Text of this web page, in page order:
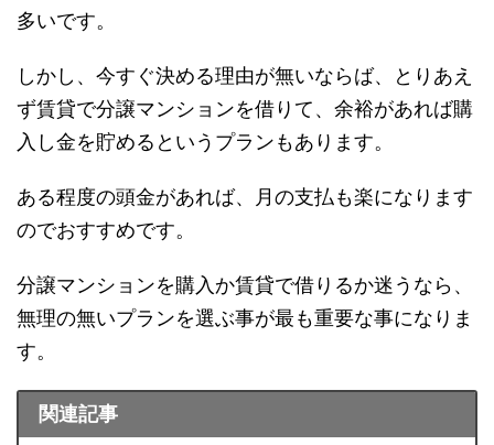
多いです。
しかし、今すぐ決める理由が無いならば、とりあえ
ず賃貸で分譲マンションを借りて、余裕があれば購
入し金を貯めるというプランもあります。
ある程度の頭金があれば、月の支払も楽になります
のでおすすめです。
分譲マンションを購入か賃貸で借りるか迷うなら、
無理の無いプランを選ぶ事が最も重要な事になりま
す。
関連記事